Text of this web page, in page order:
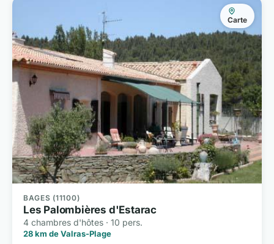
Carte
BAGES (11100)
Les Palombières d'Estarac
4 chambres d'hôtes · 10 pers.
28 km de Valras-Plage